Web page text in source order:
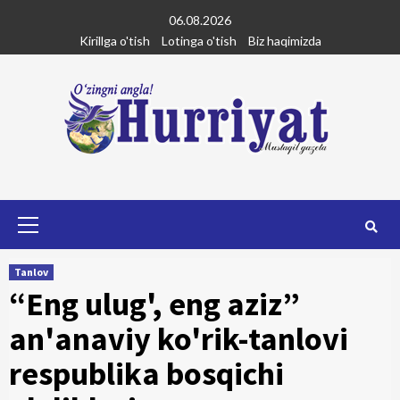
content
06.08.2026
Kirillga o'tish
Lotinga o'tish Biz haqimizda
Tanlov
“Eng ulug', eng aziz”
an'anaviy ko'rik-tanlovi
respublika bosqichi